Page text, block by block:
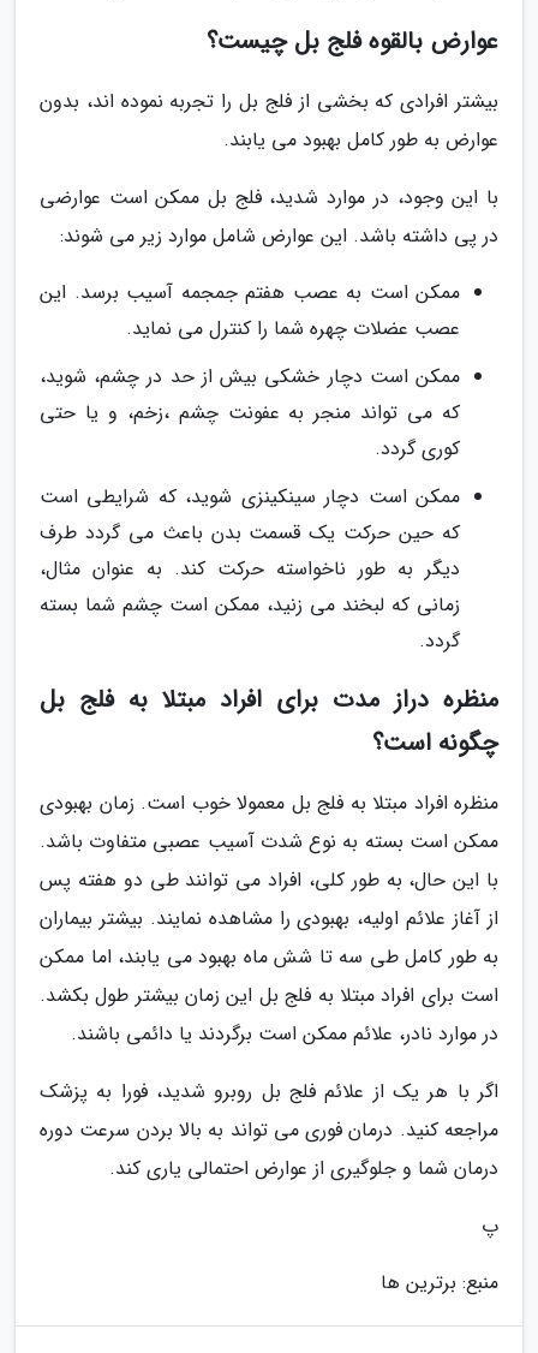
عوارض بالقوه فلج بل چیست؟
بیشتر افرادی که بخشی از فلج بل را تجربه نموده اند، بدون
عوارض به طور کامل بهبود می یابند.
با این وجود، در موارد شدید، فلج بل ممکن است عوارضی
در پی داشته باشد. این عوارض شامل موارد زیر می شوند:
ممکن است به عصب هفتم جمجمه آسیب برسد. این
عصب عضلات چهره شما را کنترل می نماید.
ممکن است دچار خشکی بیش از حد در چشم، شوید،
که می تواند منجر به عفونت چشم ،زخم، و یا حتی
کوری گردد.
ممکن است دچار سینکینزی شوید، که شرایطی است
که حین حرکت یک قسمت بدن باعث می گردد طرف
دیگر به طور ناخواسته حرکت کند. به عنوان مثال،
زمانی که لبخند می زنید، ممکن است چشم شما بسته
گردد.
منظره دراز مدت برای افراد مبتلا به فلج بل
چگونه است؟
منظره افراد مبتلا به فلج بل معمولا خوب است. زمان بهبودی
ممکن است بسته به نوع شدت آسیب عصبی متفاوت باشد.
با این حال، به طور کلی، افراد می توانند طی دو هفته پس
از آغاز علائم اولیه، بهبودی را مشاهده نمایند. بیشتر بیماران
به طور کامل طی سه تا شش ماه بهبود می یابند، اما ممکن
است برای افراد مبتلا به فلج بل این زمان بیشتر طول بکشد.
در موارد نادر، علائم ممکن است برگردند یا دائمی باشند.
اگر با هر یک از علائم فلج بل روبرو شدید، فورا به پزشک
مراجعه کنید. درمان فوری می تواند به بالا بردن سرعت دوره
درمان شما و جلوگیری از عوارض احتمالی یاری کند.
پ
منبع: برترین ها